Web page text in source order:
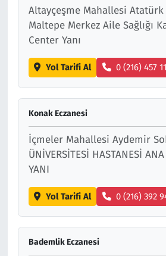
Altayçeşme Mahallesi Atatürk
Maltepe Merkez Aile Sağlığı
Center Yanı
Yol Tarifi Al 0 (216) 457
Konak Eczanesi
İçmeler Mahallesi Aydemir
ÜNİVERSİTESİ HASTANESİ
YANI
Yol Tarifi Al 0 (216) 392
Bademlik Eczanesi